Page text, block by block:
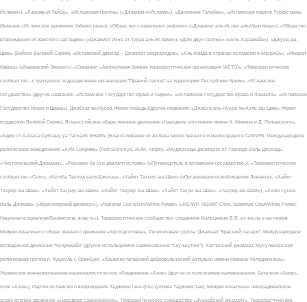
Ислами»), «Лашкар-И-Тайба», «Исламская группа» («Джамаат-и-Ислами»), «Движение Талибан», «Исламская партия Туркестана»
(бывшее «Исламское движение Узбекистана»), «Общество социальных реформ» («Джамият аль-Ислах аль-Иджтимаи»), «Общество
возрождения исламского наследия» («Джамият Ихья ат-Тураз аль-Ислами»), «Дом двух святых» («Аль-Харамейн»), «Джунд аш-
Шам» (Войско Великой Сирии), «Исламский джихад – Джамаат моджахедов», «Аль-Каида в странах исламского Магриба», «Имарат
Кавказ» («Кавказский Эмират»), «Синдикат «Автономная боевая террористическая организация (АБТО)», «Террористическое
сообщество - структурное подразделение организации "Правый сектор" на территории Республики Крым», «Исламское
государство» (другие названия: «Исламское Государство Ирака и Сирии», «Исламское Государство Ирака и Леванта», «Исламское
Государство Ирака и Шама»), Джебхат ан-Нусра (Фронт победы)(другие названия: «Джабха аль-Нусра ли-Ахль аш-Шам» (Фронт
поддержки Великой Сирии), Всероссийское общественное движение «Народное ополчение имени К. Минина и Д. Пожарского»,
«Аджр от Аллаха Субхану уа Тагьаля SHAM» (Благословение от Аллаха милоственного и милосердного СИРИЯ), Международное
религиозное объединение «АУМ Синрике» (AumShinrikyo, AUM, Aleph), «Муджахеды джамаата Ат-Тавхида Валь-Джихад»,
«Чистопольский Джамаат», «Рохнамо ба суи давлати исломи» («Путеводитель в исламское государство»), «Террористическое
сообщество «Сеть», «Катиба Таухид валь-Джихад», «Хайят Тахрир аш-Шам» («Организация освобождения Леванта», «Хайят
Тахрир аш-Шам», «Хейят Тахрир аш-Шам», «Хейят Тахрир Аш-Шам», «Хайят Тахри аш-Шам», «Тахрир аш-Шам»), «Ахлю Сунна
Валь Джамаа» («Красноярский джамаат»), «National Socialism/White Power» («NS/WP, NS/WP Crew, Sparrows Crew/White Power,
Национал-социализм/Белаясила, власть»), Террористическое сообщество, созданное Мальцевым В.В. из числа участников
Межрегионального общественного движения «Артподготовка», Религиозная группа “Джамаат “Красный пахарь”, Международное
молодежное движение "Колумбайн" (другое используемое наименование "Скулшутинг"), Хатлонский джамаат, Мусульманская
религиозная группа п. Кушкуль г. Оренбург, «Крымско-татарский добровольческий батальон имени Номана Челеджихана»,
Украинское военизированное националистическое объединение «Азов» (другие используемые наименования: батальон «Азов»,
полк «Азов»), Партия исламского возрождения Таджикистана (Республика Таджикистан), Межрегиональное леворадикальное
анархистское движение «Народная самооборона», Террористическое сообщество «Дуббайский джамаат», Террористическое